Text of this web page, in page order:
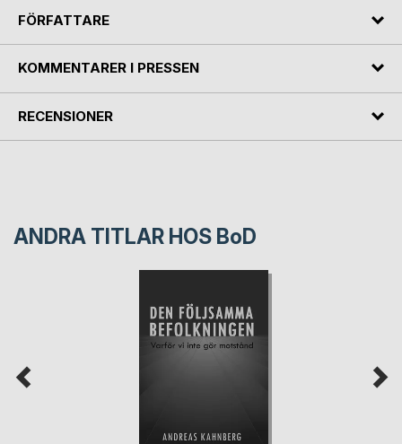
FÖRFATTARE
KOMMENTARER I PRESSEN
RECENSIONER
ANDRA TITLAR HOS BoD